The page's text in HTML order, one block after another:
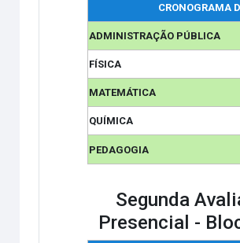
CRONOGRAMA
ADMINISTRAÇÃO PÚBLICA
FÍSICA
MATEMÁTICA
QUÍMICA
PEDAGOGIA
Segunda
Presencial -